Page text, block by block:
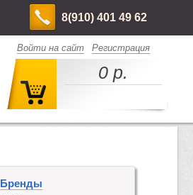
8(910) 401 49 62
Войти на сайт Регистрация
0 р.
Бренды